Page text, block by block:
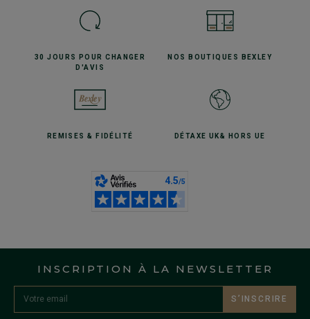
30 JOURS POURCHANGER
D'AVIS
NOS BOUTIQUES BEXLEY
REMISES& FIDÉLITÉ DÉTAXE UK& HORS UE
INSCRIPTION À LA NEWSLETTER
S’INSCRIRE